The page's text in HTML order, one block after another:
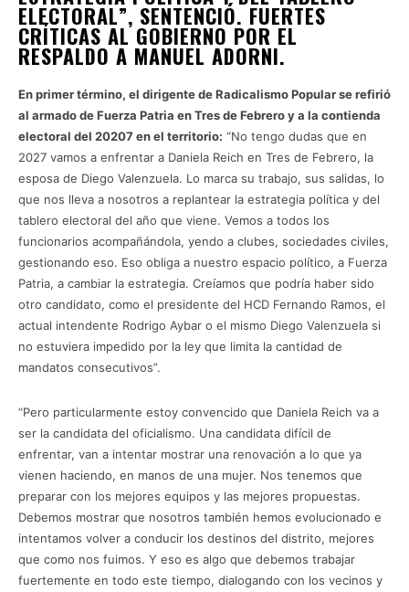
ELECTORAL”, SENTENCIÓ. FUERTES
CRÍTICAS AL GOBIERNO POR EL
RESPALDO A MANUEL ADORNI.
En primer término, el dirigente de Radicalismo Popular se refirió
al armado de Fuerza Patria en Tres de Febrero y a la contienda
electoral del 20207 en el territorio: “No tengo dudas que en
2027 vamos a enfrentar a Daniela Reich en Tres de Febrero, la
esposa de Diego Valenzuela. Lo marca su trabajo, sus salidas, lo
que nos lleva a nosotros a replantear la estrategia política y del
tablero electoral del año que viene. Vemos a todos los
funcionarios acompañándola, yendo a clubes, sociedades civiles,
gestionando eso. Eso obliga a nuestro espacio político, a Fuerza
Patria, a cambiar la estrategia. Creíamos que podría haber sido
otro candidato, como el presidente del HCD Fernando Ramos, el
actual intendente Rodrigo Aybar o el mismo Diego Valenzuela si
no estuviera impedido por la ley que limita la cantidad de
mandatos consecutivos”.
“Pero particularmente estoy convencido que Daniela Reich va a
ser la candidata del oficialismo. Una candidata difícil de
enfrentar, van a intentar mostrar una renovación a lo que ya
vienen haciendo, en manos de una mujer. Nos tenemos que
preparar con los mejores equipos y las mejores propuestas.
Debemos mostrar que nosotros también hemos evolucionado e
intentamos volver a conducir los destinos del distrito, mejores
que como nos fuimos. Y eso es algo que debemos trabajar
fuertemente en todo este tiempo, dialogando con los vecinos y